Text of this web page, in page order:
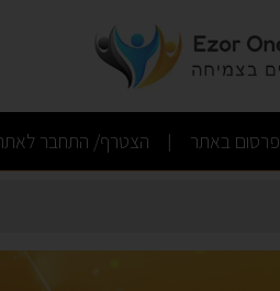
פרסום באתר | הצטרף/ התחבר